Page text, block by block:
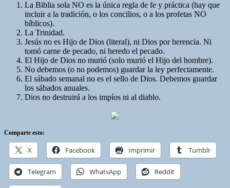
La Biblia sola NO es la única regla de fe y práctica (hay que
incluir a la tradición, o los concilios, o a los profetas NO
bíblicos).
La Trinidad.
Jesús no es Hijo de Dios (literal), ni Dios por herencia. Ni
tomó carne de pecado, ni heredo el pecado.
El Hijo de Dios no murió (solo murió el Hijo del hombre).
No debemos (o no podemos) guardar la ley perfectamente.
El sábado semanal no es el sello de Dios. Debemos guardar
los sábados anuales.
Dios no destruirá a los impíos ni al diablo.
Comparte esto:
X Facebook Imprimir Tumblr
Telegram WhatsApp Reddit